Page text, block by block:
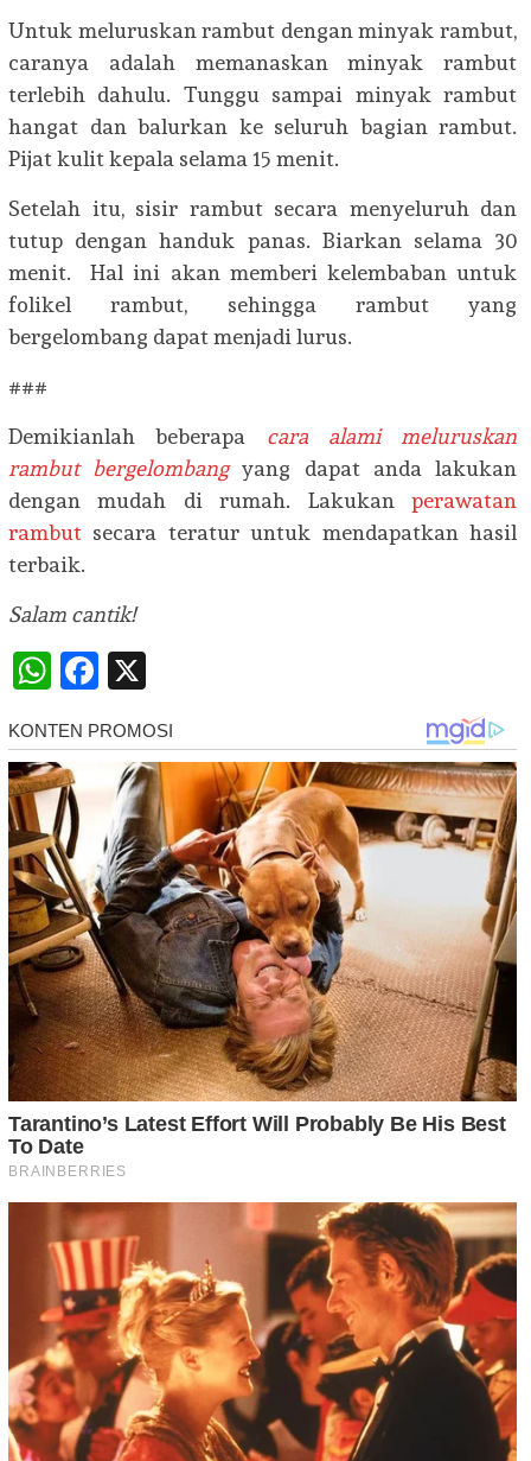
Untuk meluruskan rambut dengan minyak rambut,
caranya adalah memanaskan minyak rambut
terlebih dahulu. Tunggu sampai minyak rambut
hangat dan balurkan ke seluruh bagian rambut.
Pijat kulit kepala selama 15 menit.
Setelah itu, sisir rambut secara menyeluruh dan
tutup dengan handuk panas. Biarkan selama 30
menit. Hal ini akan memberi kelembaban untuk
folikel rambut, sehingga rambut yang
bergelombang dapat menjadi lurus.
###
Demikianlah beberapa cara alami meluruskan
rambut bergelombangyang dapat anda lakukan
dengan mudah di rumah. Lakukan perawatan
rambut secara teratur untuk mendapatkan hasil
terbaik.
Salam cantik!
WhatsApp
Facebook